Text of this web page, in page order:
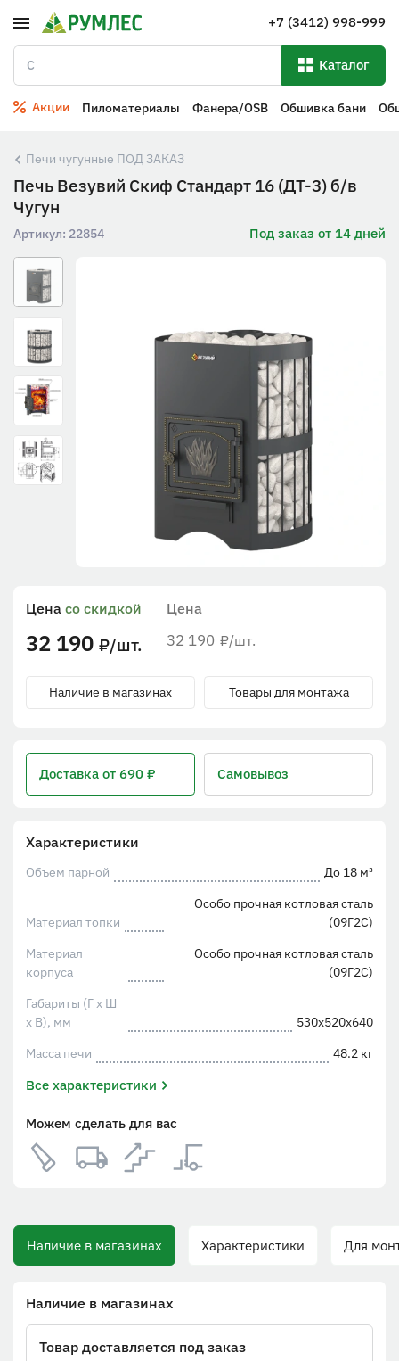
+7 (3412) 998-999
Каталог
Акции Пиломатериалы Фанера/OSB Обшивка бани
Печи чугунные ПОД ЗАКАЗ
Печь Везувий Скиф Стандарт 16 (ДТ-3) б/в
Чугун
Артикул: 22854 Под заказ от 14 дней
Характеристики
Объем парной До 18 м³
Материал топки
Особо прочная котловая сталь
(09Г2С)
Материал
корпуса
Особо прочная котловая сталь
(09Г2С)
Габариты (Г х Ш
х В), мм
530х520х640
Масса печи
48.2 кг
Все характеристики
Можем сделать для вас
Цена
32 190 ₽/шт.
Цена со скидкой
32 190 ₽/шт.
Наличие в магазинах Товары для монтажа
Доставка от 690 ₽ Самовывоз
Наличие в магазинах Характеристики Для
Наличие в магазинах
Товар доставляется под заказ